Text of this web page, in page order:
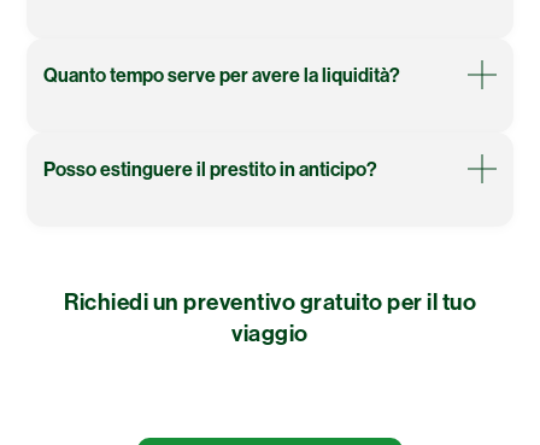
Quanto tempo serve per avere la liquidità?
Posso estinguere il prestito in anticipo?
Richiedi un preventivo gratuito per il tuo
viaggio